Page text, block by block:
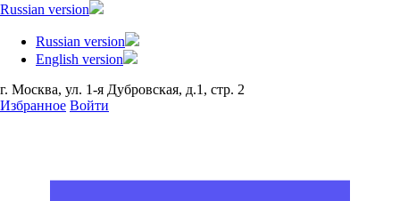
Russian version
Russian version
English version
г. Москва, ул. 1-я Дубровская, д.1, стр. 2
Избранное Войти